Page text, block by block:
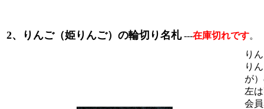
2、りんご（姫りんご）の輪切り名札---在庫切れです。
り
り
が
左
会